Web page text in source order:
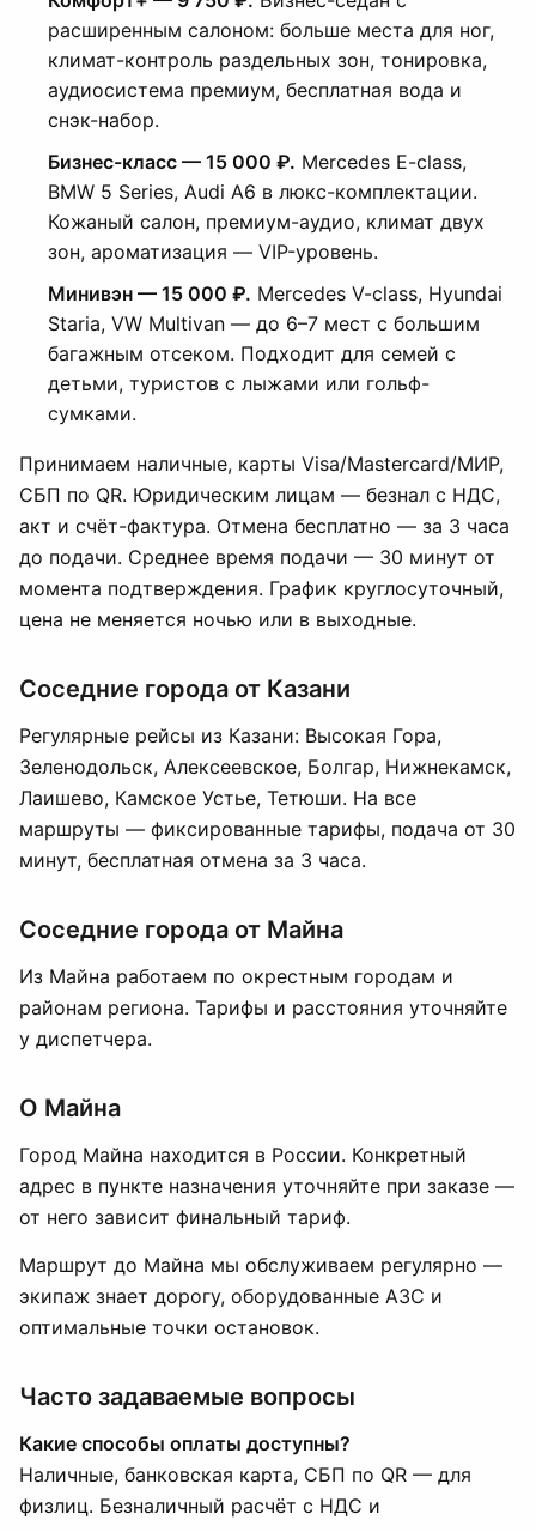
расширенным салоном: больше места для ног,
климат-контроль раздельных зон, тонировка,
аудиосистема премиум, бесплатная вода и
снэк-набор.
Бизнес-класс — 15 000 ₽. Mercedes E-class,
BMW 5 Series, Audi A6 в люкс-комплектации.
Кожаный салон, премиум-аудио, климат двух
зон, ароматизация — VIP-уровень.
Минивэн — 15 000 ₽. Mercedes V-class, Hyundai
Staria, VW Multivan — до 6–7 мест с большим
багажным отсеком. Подходит для семей с
детьми, туристов с лыжами или гольф-
сумками.
Принимаем наличные, карты Visa/Mastercard/МИР,
СБП по QR. Юридическим лицам — безнал с НДС,
акт и счёт-фактура. Отмена бесплатно — за 3 часа
до подачи. Среднее время подачи — 30 минут от
момента подтверждения. График круглосуточный,
цена не меняется ночью или в выходные.
Соседние города от Казани
Регулярные рейсы из Казани: Высокая Гора,
Зеленодольск, Алексеевское, Болгар, Нижнекамск,
Лаишево, Камское Устье, Тетюши. На все
маршруты — фиксированные тарифы, подача от 30
минут, бесплатная отмена за 3 часа.
Соседние города от Майна
Из Майна работаем по окрестным городам и
районам региона. Тарифы и расстояния уточняйте
у диспетчера.
О Майна
Город Майна находится в России. Конкретный
адрес в пункте назначения уточняйте при заказе —
от него зависит финальный тариф.
Маршрут до Майна мы обслуживаем регулярно —
экипаж знает дорогу, оборудованные АЗС и
оптимальные точки остановок.
Часто задаваемые вопросы
Какие способы оплаты доступны?
Наличные, банковская карта, СБП по QR — для
физлиц. Безналичный расчёт с НДС и